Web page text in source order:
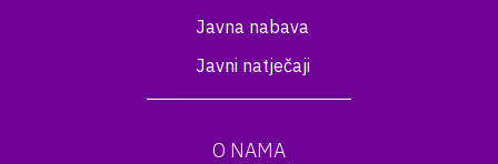
Javna nabava
Javni natječaji
O NAMA